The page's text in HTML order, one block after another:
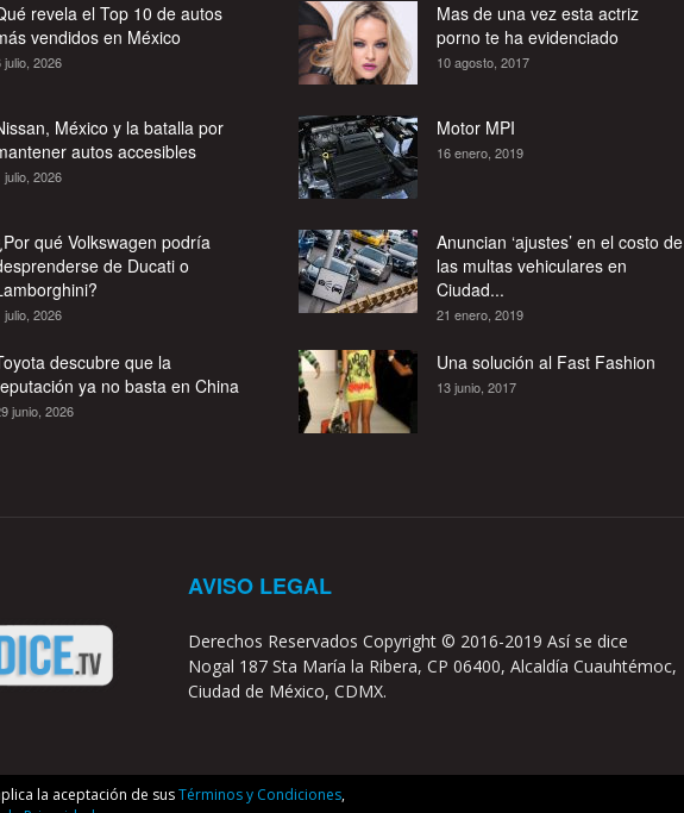
revela el Top 10 de autos
vendidos en México
julio, 2026
México y la batalla por
autos accesibles
julio, 2026
qué Volkswagen podría
de Ducati o
julio, 2026
descubre que la
ya no basta en China
junio, 2026
Mas de una vez esta actriz
porno te ha evidenciado
10 agosto, 2017
Motor MPI
16 enero, 2019
Anuncian ‘ajustes’ en el costo de
las multas vehiculares en
Ciudad...
21 enero, 2019
Una solución al Fast Fashion
13 junio, 2017
AVISO LEGAL
Derechos Reservados Copyright © 2016-2019 Así se dice
Nogal 187 Sta María la Ribera, CP 06400, Alcaldía Cuauhtémoc,
Ciudad de México, CDMX.
la aceptación de susTérminos y Condiciones,